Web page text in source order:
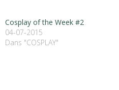
Cosplay of the Week #2
04-07-2015
Dans "COSPLAY"